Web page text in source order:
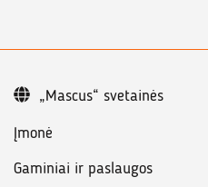
Įmonė
Gaminiai ir paslaugos
„Mascus“ svetainės